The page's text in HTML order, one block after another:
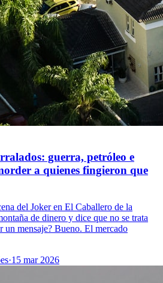
guerra, petróleo e
a quienes fingieron que
del Joker en El Caballero de la
de dinero y dice que no se trata
un mensaje? Bueno. El mercado
·15 mar 2026